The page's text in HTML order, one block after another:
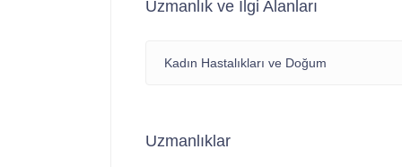
Uzmanlık ve İlgi Alanları
Kadın Hastalıkları ve Doğum
Uzmanlıklar